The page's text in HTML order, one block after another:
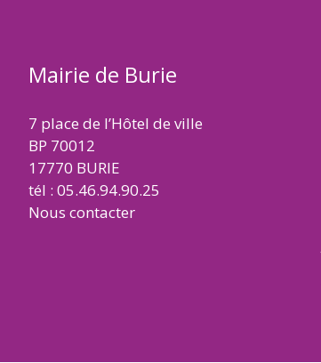
Mairie de Burie
7 place de l’Hôtel de ville
BP 70012
17770 BURIE
tél : 05.46.94.90.25
Nous contacter